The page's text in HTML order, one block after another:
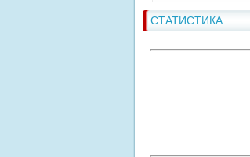
СТАТИСТИКА